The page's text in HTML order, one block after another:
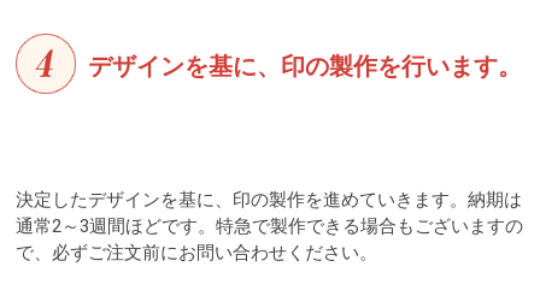
デザインを基に、印の製作を行います。
決定したデザインを基に、印の製作を進めていきます。納期は
通常2～3週間ほどです。特急で製作できる場合もございますの
で、必ずご注文前にお問い合わせください。